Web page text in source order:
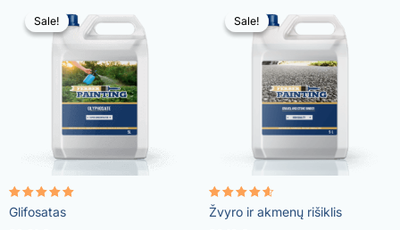
Sale!
Sale!
Įvertinimas:
4.96
Glifosatas
Sale!
Sale!
Įvertinimas:
4.57
Žvyro ir akmenų rišiklis